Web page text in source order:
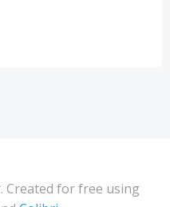
Created for free using